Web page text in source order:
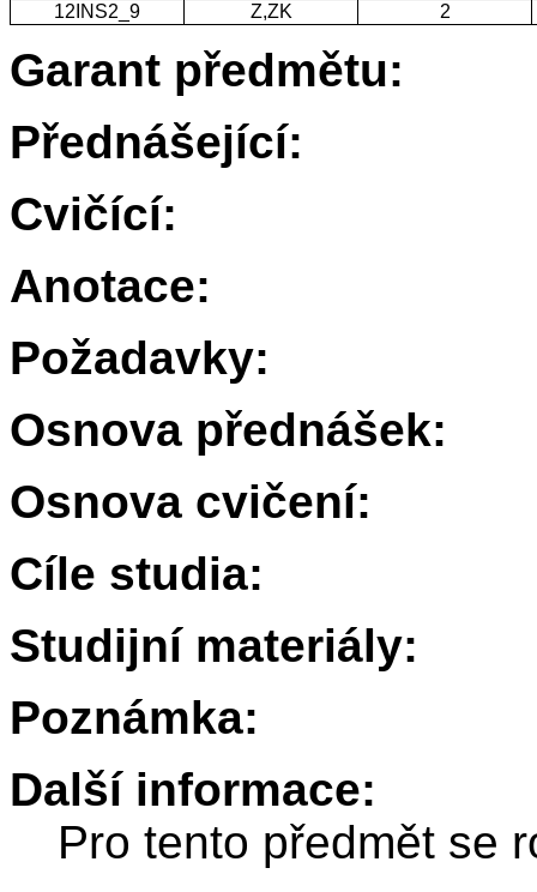
12INS2_9
Z,ZK 2
Garant předmětu:
Přednášející:
Cvičící:
Anotace:
Požadavky:
Osnova přednášek:
Osnova cvičení:
Cíle studia:
Studijní materiály:
Poznámka:
Další informace:
Pro tento předmět se